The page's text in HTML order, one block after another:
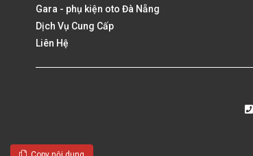
Gara - phụ kiện oto Đà Nẵng
Dịch Vụ Cung Cấp
Liên Hệ